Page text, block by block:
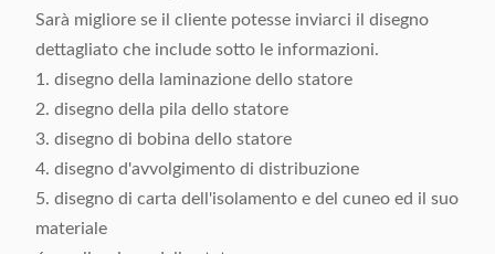
Sarà migliore se il cliente potesse inviarci il disegno
dettagliato che include sotto le informazioni.
1. disegno della laminazione dello statore
2. disegno della pila dello statore
3. disegno di bobina dello statore
4. disegno d'avvolgimento di distribuzione
5. disegno di carta dell'isolamento e del cuneo ed il suo
materiale